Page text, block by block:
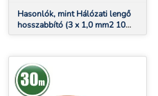
Hasonlók, mint Hálózati lengő
hosszabbító (3 x 1,0 mm2 10
méter)